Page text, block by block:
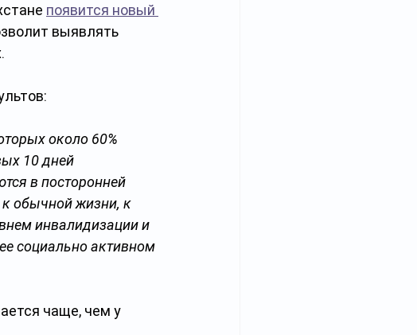
появится новый
выявлять
около 60%
10 дней
в посторонней
обычной жизни, к
инвалидизации и
социально активном
чаще, чем у